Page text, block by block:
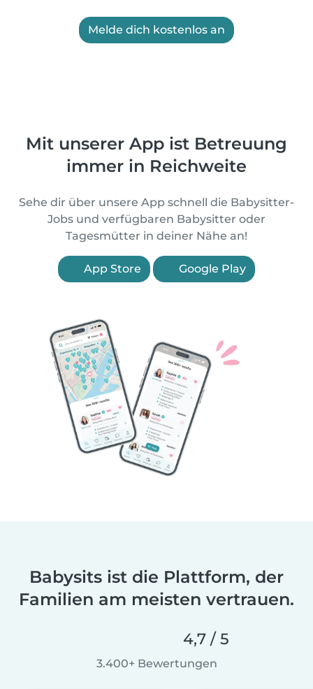
Melde dich kostenlos an
Mit unserer App ist Betreuung
immer in Reichweite
Sehe dir über unsere App schnell die Babysitter-
Jobs und verfügbaren Babysitter oder
Tagesmütter in deiner Nähe an!
App Store Google Play
Babysits ist die Plattform, der
Familien am meisten vertrauen.
4,7 / 5
3.400+ Bewertungen